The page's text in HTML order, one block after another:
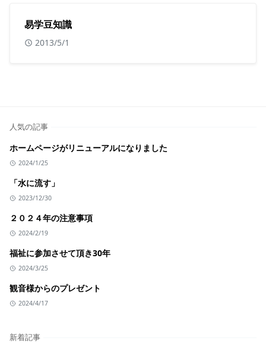
易学豆知識
2013/5/1
人気の記事
ホームページがリニューアルになりました
2024/1/25
「水に流す」
2023/12/30
２０２４年の注意事項
2024/2/19
福祉に参加させて頂き30年
2024/3/25
観音様からのプレゼント
2024/4/17
新着記事